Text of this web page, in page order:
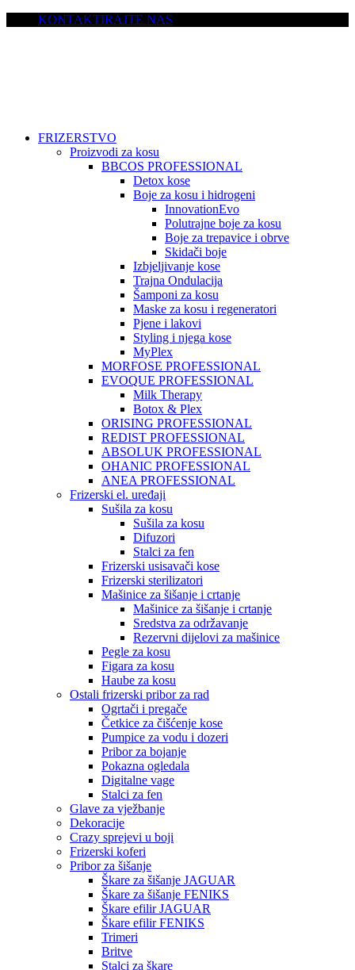
KONTAKTIRAJTE NAS
FRIZERSTVO
Proizvodi za kosu
BBCOS PROFESSIONAL
Detox kose
Boje za kosu i hidrogeni
InnovationEvo
Polutrajne boje za kosu
Boje za trepavice i obrve
Skidači boje
Izbjeljivanje kose
Trajna Ondulacija
Šamponi za kosu
Maske za kosu i regeneratori
Pjene i lakovi
Styling i njega kose
MyPlex
MORFOSE PROFESSIONAL
EVOQUE PROFESSIONAL
Milk Therapy
Botox & Plex
ORISING PROFESSIONAL
REDIST PROFESSIONAL
ABSOLUK PROFESSIONAL
OHANIC PROFESSIONAL
ANEA PROFESSIONAL
Frizerski el. uređaji
Sušila za kosu
Sušila za kosu
Difuzori
Stalci za fen
Frizerski usisavači kose
Frizerski sterilizatori
Mašinice za šišanje i crtanje
Mašinice za šišanje i crtanje
Sredstva za održavanje
Rezervni dijelovi za mašinice
Pegle za kosu
Figara za kosu
Haube za kosu
Ostali frizerski pribor za rad
Ogrtači i pregače
Četkice za čišćenje kose
Pumpice za vodu i dozeri
Pribor za bojanje
Pokazna ogledala
Digitalne vage
Stalci za fen
Glave za vježbanje
Dekoracije
Crazy sprejevi u boji
Frizerski koferi
Pribor za šišanje
Škare za šišanje JAGUAR
Škare za šišanje FENIKS
Škare efilir JAGUAR
Škare efilir FENIKS
Trimeri
Britve
Stalci za škare